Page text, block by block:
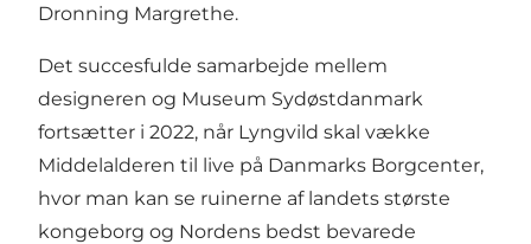
Dronning Margrethe.
Det succesfulde samarbejde mellem
designeren og Museum Sydøstdanmark
fortsætter i 2022, når Lyngvild skal vække
Middelalderen til live på Danmarks Borgcenter,
hvor man kan se ruinerne af landets største
kongeborg og Nordens bedst bevarede